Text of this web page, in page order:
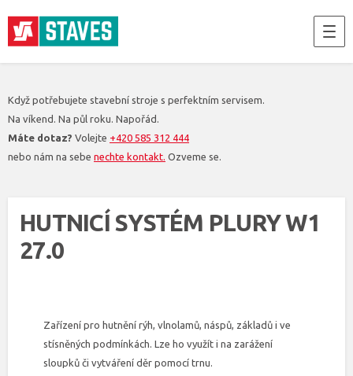
Když potřebujete stavební stroje s perfektním servisem.
Na víkend. Na půl roku. Napořád.
Máte dotaz? Volejte +420 585 312 444
nebo nám na sebe nechte kontakt. Ozveme se.
HUTNICÍ SYSTÉM PLURY W1
27.0
Zařízení pro hutnění rýh, vlnolamů, náspů, základů i ve
stísněných podmínkách. Lze ho využít i na zarážení
sloupků či vytváření děr pomocí trnu.